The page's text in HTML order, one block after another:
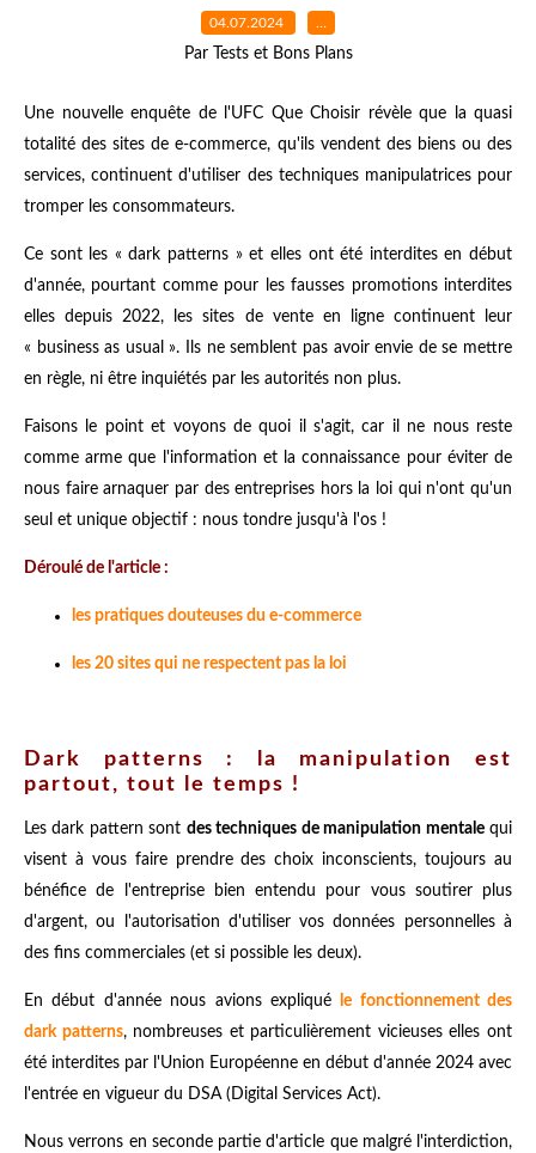
04.07.2024 …
Par Tests et Bons Plans
Une nouvelle enquête de l'UFC Que Choisir révèle que la quasi
totalité des sites de e-commerce, qu'ils vendent des biens ou des
services, continuent d'utiliser des techniques manipulatrices pour
tromper les consommateurs.
Ce sont les « dark patterns » et elles ont été interdites en début
d'année, pourtant comme pour les fausses promotions interdites
elles depuis 2022, les sites de vente en ligne continuent leur
« business as usual ». Ils ne semblent pas avoir envie de se mettre
en règle, ni être inquiétés par les autorités non plus.
Faisons le point et voyons de quoi il s'agit, car il ne nous reste
comme arme que l'information et la connaissance pour éviter de
nous faire arnaquer par des entreprises hors la loi qui n'ont qu'un
seul et unique objectif : nous tondre jusqu'à l'os !
Déroulé de l'article :
les pratiques douteuses du e-commerce
les 20 sites qui ne respectent pas la loi
Dark patterns : la manipulation est
partout, tout le temps !
Les dark pattern sont des techniques de manipulation mentalequi
visent à vous faire prendre des choix inconscients, toujours au
bénéfice de l'entreprise bien entendu pour vous soutirer plus
d'argent, ou l'autorisation d'utiliser vos données personnelles à
des fins commerciales (et si possible les deux).
En début d'année nous avions expliqué
le fonctionnement des
dark patterns, nombreuses et particulièrement vicieuses elles ont
été interdites par l'Union Européenne en début d'année 2024 avec
l'entrée en vigueur du DSA (Digital Services Act).
Nous verrons en seconde partie d'article que malgré l'interdiction,